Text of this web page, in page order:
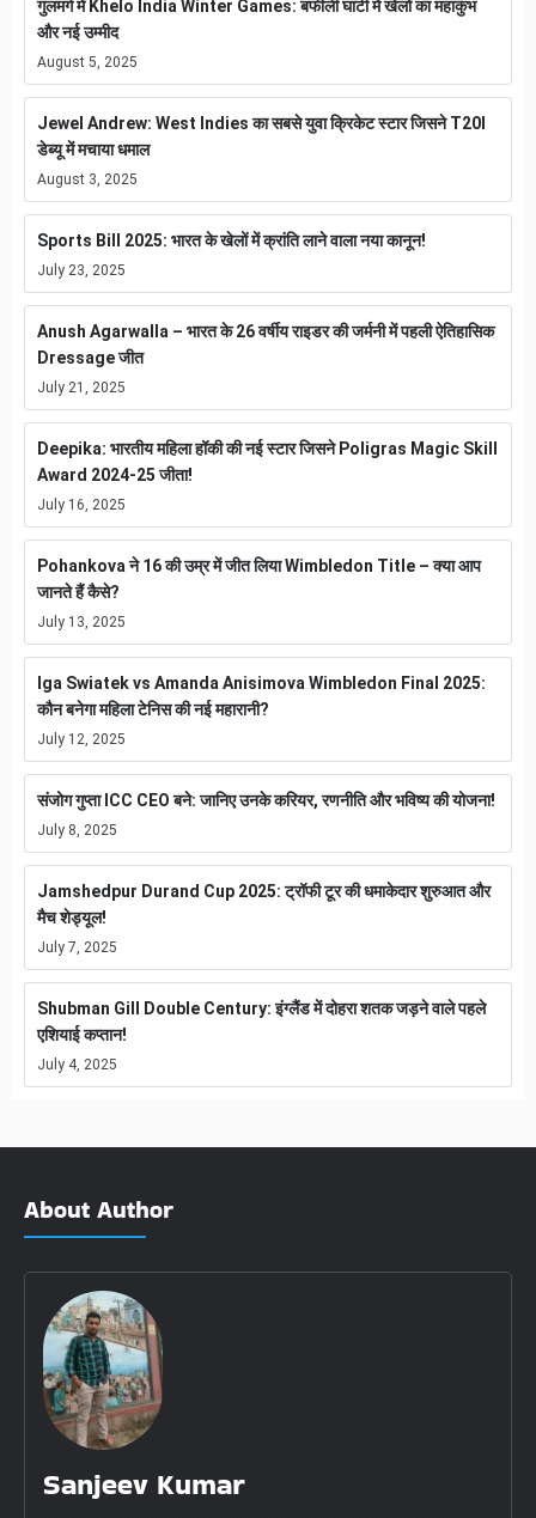
गुलमर्ग में Khelo India Winter Games: बर्फीली घाटी में खेलों का महाकुंभ
और नई उम्मीद
August 5, 2025
Jewel Andrew: West Indies का सबसे युवा क्रिकेट स्टार जिसने T20I
डेब्यू में मचाया धमाल
August 3, 2025
Sports Bill 2025: भारत के खेलों में क्रांति लाने वाला नया कानून!
July 23, 2025
Anush Agarwalla – भारत के 26 वर्षीय राइडर की जर्मनी में पहली ऐतिहासिक
Dressage जीत
July 21, 2025
Deepika: भारतीय महिला हॉकी की नई स्टार जिसने Poligras Magic Skill
Award 2024-25 जीता!
July 16, 2025
Pohankova ने 16 की उम्र में जीत लिया Wimbledon Title – क्या आप
जानते हैं कैसे?
July 13, 2025
Iga Swiatek vs Amanda Anisimova Wimbledon Final 2025:
कौन बनेगा महिला टेनिस की नई महारानी?
July 12, 2025
संजोग गुप्ता ICC CEO बने: जानिए उनके करियर, रणनीति और भविष्य की योजना!
July 8, 2025
Jamshedpur Durand Cup 2025: ट्रॉफी टूर की धमाकेदार शुरुआत और
मैच शेड्यूल!
July 7, 2025
Shubman Gill Double Century: इंग्लैंड में दोहरा शतक जड़ने वाले पहले
एशियाई कप्तान!
July 4, 2025
About Author
Sanjeev Kumar